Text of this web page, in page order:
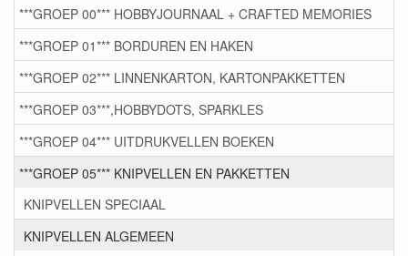
***GROEP 00*** HOBBYJOURNAAL + CRAFTED MEMORIES
***GROEP 01*** BORDUREN EN HAKEN
***GROEP 02*** LINNENKARTON, KARTONPAKKETTEN
***GROEP 03***,HOBBYDOTS, SPARKLES
***GROEP 04*** UITDRUKVELLEN BOEKEN
***GROEP 05*** KNIPVELLEN EN PAKKETTEN
KNIPVELLEN SPECIAAL
KNIPVELLEN ALGEMEEN